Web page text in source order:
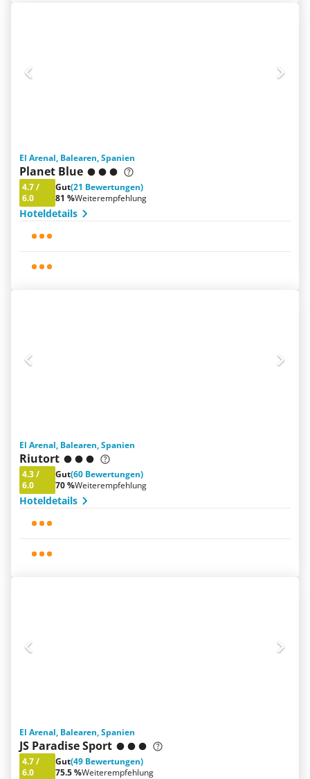
El Arenal, Balearen, Spanien
Planet Blue
4.7/
6.0
Gut(21 Bewertungen)
81 %Weiterempfehlung
Hoteldetails
El Arenal, Balearen, Spanien
Riutort
4.3/
6.0
Gut(60 Bewertungen)
70 %Weiterempfehlung
Hoteldetails
El Arenal, Balearen, Spanien
JS Paradise Sport
4.7/
6.0
Gut(49 Bewertungen)
75.5 %Weiterempfehlung